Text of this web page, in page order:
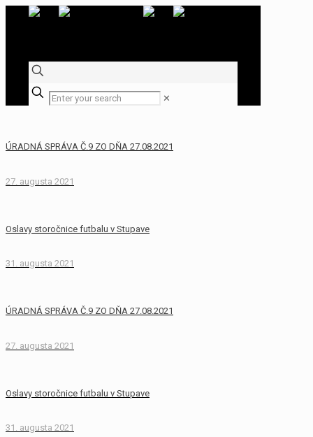
✕
ÚRADNÁ SPRÁVA Č.9 ZO DŇA 27.08.2021
27. augusta 2021
Oslavy storočnice futbalu v Stupave
31. augusta 2021
ÚRADNÁ SPRÁVA Č.9 ZO DŇA 27.08.2021
27. augusta 2021
Oslavy storočnice futbalu v Stupave
31. augusta 2021